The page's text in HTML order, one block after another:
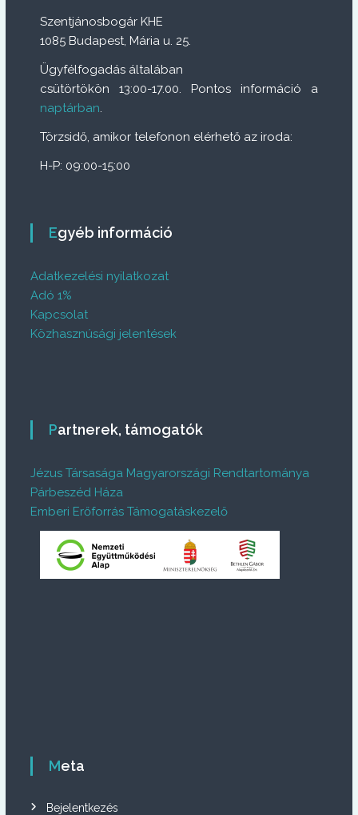
Szentjánosbogár KHE
1085 Budapest, Mária u. 25.
Ügyfélfogadás általában
csütörtökön 13:00-17.00. Pontos információ a
naptárban.
Törzsidő, amikor telefonon elérhető az iroda:
H-P: 09:00-15:00
Egyéb információ
Adatkezelési nyilatkozat
Adó 1%
Kapcsolat
Közhasznúsági jelentések
Partnerek, támogatók
Jézus Társasága Magyarországi Rendtartománya
Párbeszéd Háza
Emberi Erőforrás Támogatáskezelő
Meta
Bejelentkezés